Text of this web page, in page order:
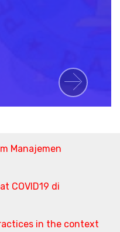
Next
Manajemen
COVID19 di
in the context